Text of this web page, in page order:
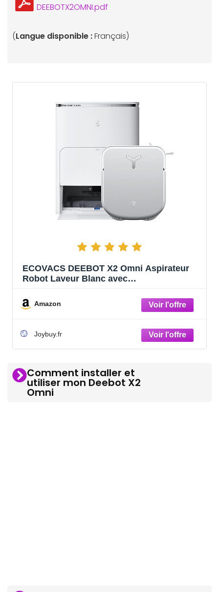
DEEBOTX2OMNI.pdf
(Langue disponible :Français)
ECOVACS DEEBOT X2 Omni Aspirateur
Robot Laveur Blanc avec
Mince,Levage des Patins de 15mm,Lavage
à l’eau Chaude des Patins,Évitement des
Amazon
Joybuy.fr
Comment installer et
utiliser mon Deebot X2
Omni